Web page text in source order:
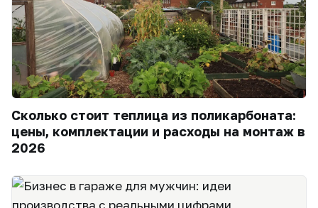
Сколько стоит теплица из поликарбоната:
цены, комплектации и расходы на монтаж в
2026